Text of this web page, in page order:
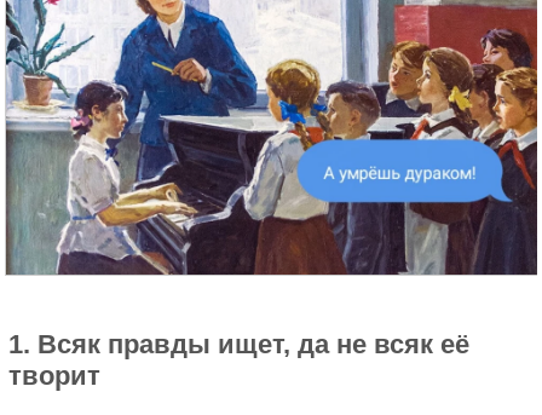
“Кто старое помянет — тому глаз вон”
Сейчас это выражение говорят тому, кто
1. Всяк правды ищет, да не всяк её
творит